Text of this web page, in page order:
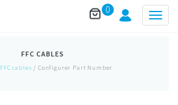
0
FFC CABLES
FFC cables / Configurer Part Number